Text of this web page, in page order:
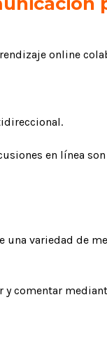
online
en línea
una variedad de
y comentar